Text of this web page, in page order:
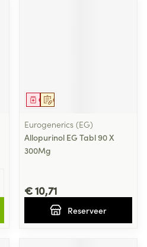
Op voorschrift
Geneesmiddel
Eurogenerics (EG)
Allopurinol EG Tabl 90 X
300Mg
€ 10,71
Reserveer